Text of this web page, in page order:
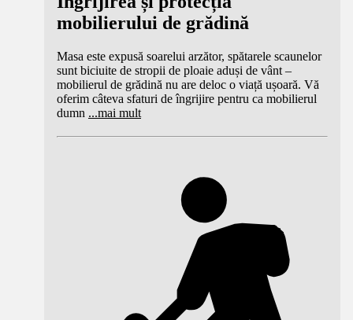
mobilierului de grădină
Masa este expusă soarelui arzător, spătarele scaunelor
sunt biciuite de stropii de ploaie aduși de vânt –
mobilierul de grădină nu are deloc o viață ușoară. Vă
oferim câteva sfaturi de îngrijire pentru ca mobilierul
dumn ...mai mult